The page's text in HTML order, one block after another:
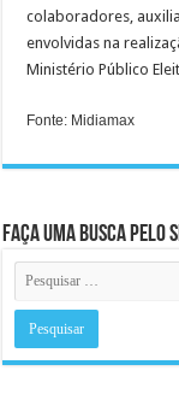
colaboradores,
envolvidas na
Ministério Público
Fonte: Midiamax
Faça uma busca pelo